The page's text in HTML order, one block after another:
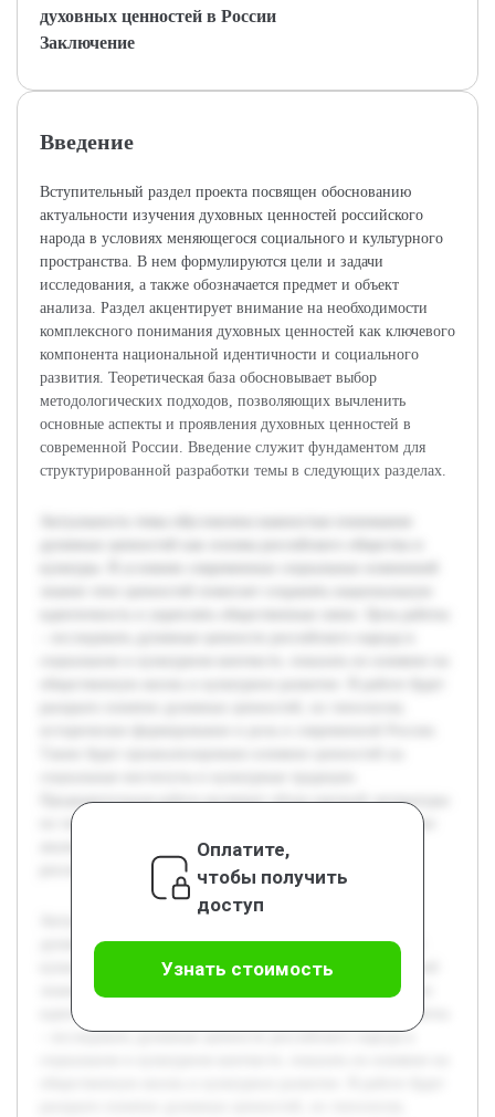
духовных ценностей в России
Заключение
Введение
Вступительный раздел проекта посвящен обоснованию
актуальности изучения духовных ценностей российского
народа в условиях меняющегося социального и культурного
пространства. В нем формулируются цели и задачи
исследования, а также обозначается предмет и объект
анализа. Раздел акцентирует внимание на необходимости
комплексного понимания духовных ценностей как ключевого
компонента национальной идентичности и социального
развития. Теоретическая база обосновывает выбор
методологических подходов, позволяющих вычленить
основные аспекты и проявления духовных ценностей в
современной России. Введение служит фундаментом для
структурированной разработки темы в следующих разделах.
Предварительная работа включает обзор научной литературы
по теме, изучение исторических документов и проведение
анализа современных исследований духовности в
российском обществе.
духовных ценностей как основы российского общества и
культуры. В условиях современных социальных изменений
знание этих ценностей помогает сохранять национальную
идентичность и укреплять общественные связи. Цель работы
– исследовать духовные ценности российского народа в
Оплатите,
чтобы получить
доступ
Узнать стоимость